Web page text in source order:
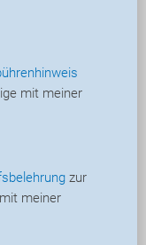
mit meiner
meiner